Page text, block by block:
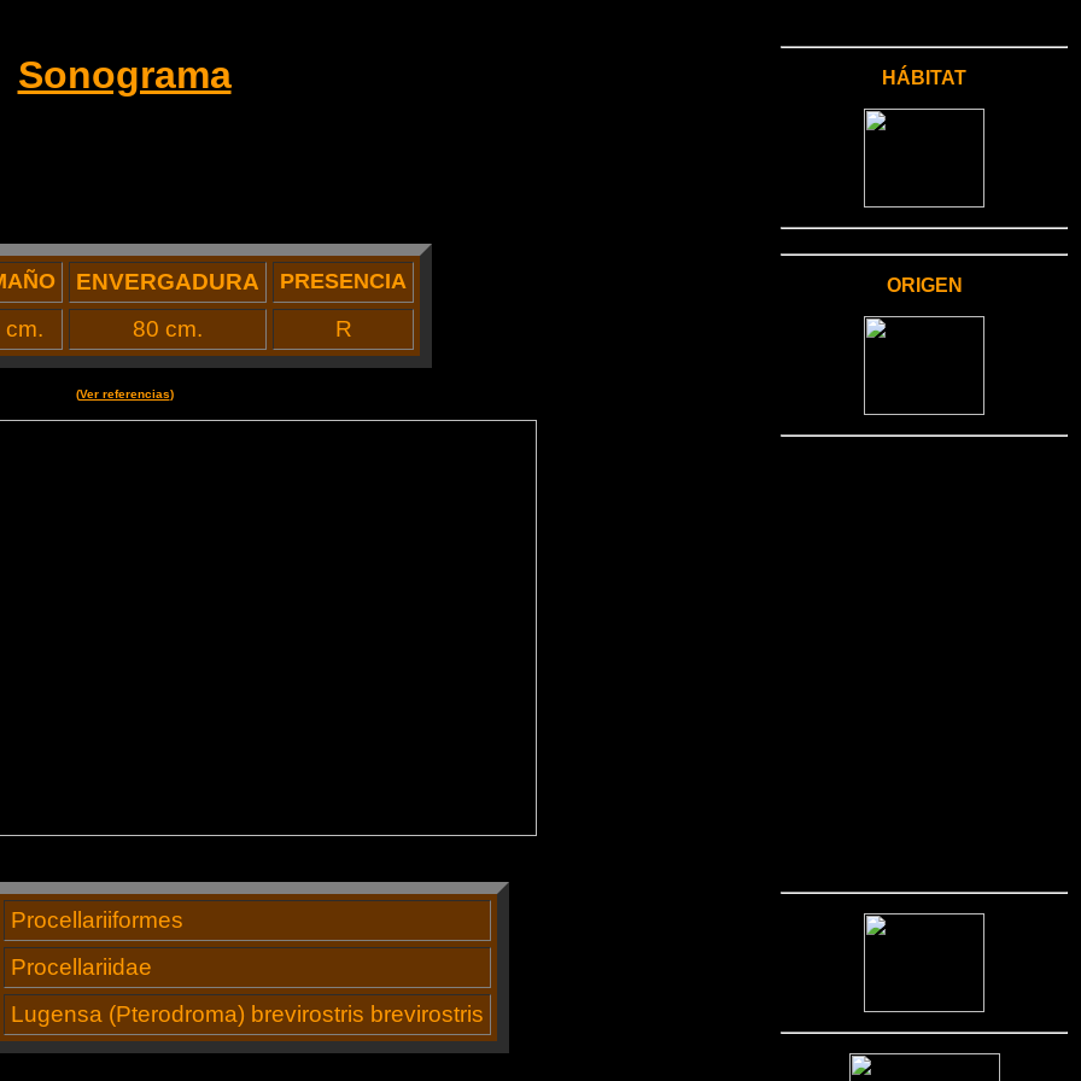
Sonograma HÁBITAT
ENVERGADURA PRESENCIA
cm. 80 cm. R
(Ver referencias)
ORIGEN
Procellariiformes
Procellariidae
Lugensa (Pterodroma) brevirostris brevirostris